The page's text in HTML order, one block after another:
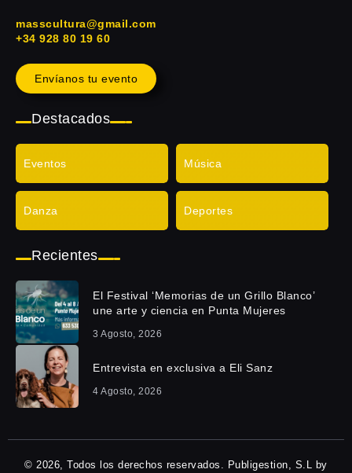
masscultura@gmail.com
+34 928 80 19 60
Envíanos tu evento
Destacados
Eventos Música
Danza Deportes
Recientes
El Festival ‘Memorias de un Grillo Blanco’
une arte y ciencia en Punta Mujeres
3 Agosto, 2026
Entrevista en exclusiva a Eli Sanz
4 Agosto, 2026
© 2026, Todos los derechos reservados. Publigestion, S.L by